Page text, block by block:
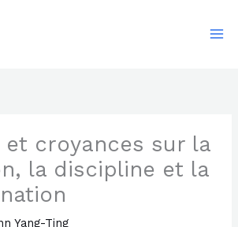
et croyances sur la
la discipline et la
Yang-Ting